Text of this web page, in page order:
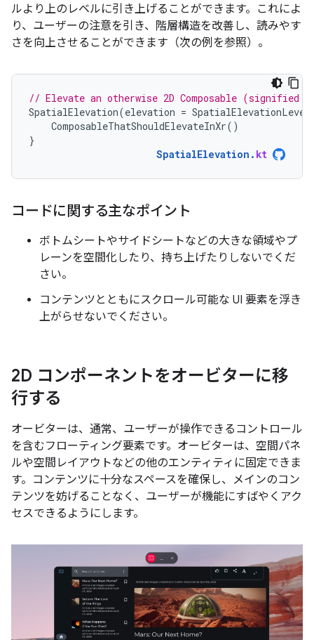
ルより上のレベルに引き上げることができます。これによ
り、ユーザーの注意を引き、階層構造を改善し、読みやす
さを向上させることができます（次の例を参照）。
// Elevate an otherwise 2D Composable (signified
SpatialElevation(elevation = SpatialElevationLevel
ComposableThatShouldElevateInXr()
}
SpatialElevation . kt
コードに関する主なポイント
ボトムシートやサイドシートなどの大きな領域やプ
レーンを空間化したり、持ち上げたりしないでくだ
さい。
コンテンツとともにスクロール可能な UI 要素を浮き
上がらせないでください。
2D コンポーネントをオービターに移
行する
オービターは、通常、ユーザーが操作できるコントロール
を含むフローティング要素です。オービターは、空間パネ
ルや空間レイアウトなどの他のエンティティに固定できま
す。コンテンツに十分なスペースを確保し、メインのコン
テンツを妨げることなく、ユーザーが機能にすばやくアク
セスできるようにします。